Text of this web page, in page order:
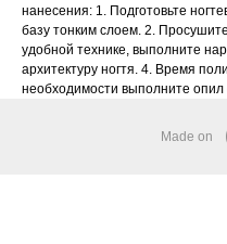
нанесения: 1. Подготовьте
базу тонким слоем. 2.
удобной технике, выполните
архитектуру ногтя. 4. Время
необходимости выполните
Made on